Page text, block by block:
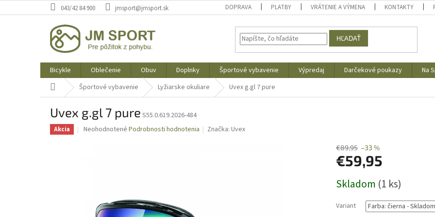
na
043/42 84 900 jmsport@jmsport.sk DOPRAVA PLATBY VRÁTENIE A VÝMENA KONTAKTY
HĽADAŤ
Bicykle Oblečenie Obuv Doplnky Športové vybavenie Výpredaj Darčekové poukazy Na
DomovŠportové vybavenie Lyžiarske okuliare Uvex g.gl 7 pure
Uvex g.gl 7 pure S55.0.619.2026-484
Akcia
Priemerné
Neohodnotené Podrobnosti hodnotenia Značka:Uvex
€89,95 –33 %
€59,95
cena:
Skladom (1 ks)
Variant